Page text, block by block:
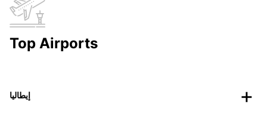
Top Airports
إيطاليا